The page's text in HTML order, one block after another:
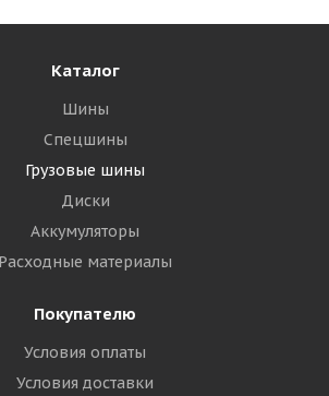
Каталог
Шины
Спецшины
Грузовые шины
Диски
Аккумуляторы
Расходные материалы
Покупателю
Условия оплаты
Условия доставки